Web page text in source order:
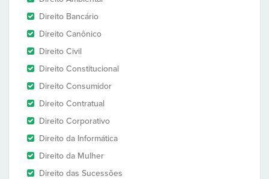
Direito Bancário
Direito Canônico
Direito Civil
Direito Constitucional
Direito Consumidor
Direito Contratual
Direito Corporativo
Direito da Informática
Direito da Mulher
Direito das Sucessões